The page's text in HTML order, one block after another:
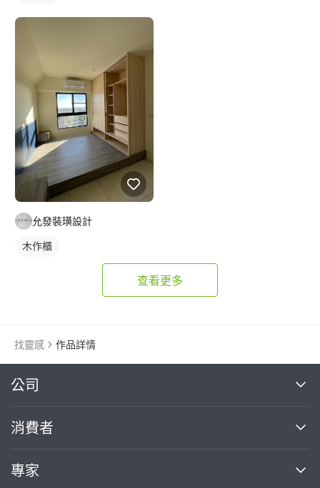
允發裝璜設計
木作櫃
查看更多
找靈感 作品詳情
公司
關於我們
部落格
消費者
買服務
專家
繼續完成